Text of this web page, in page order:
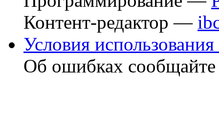
Контент-редактор —
Условия использования
Об ошибках